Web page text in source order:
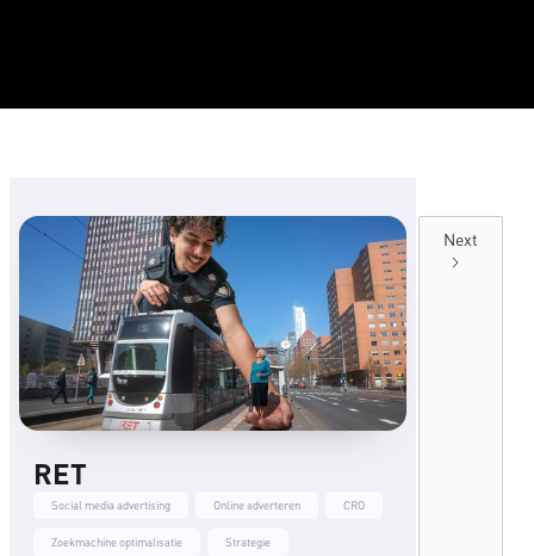
RET
Social media advertising Online adverteren CRO
Zoekmachine optimalisatie Strategie
Next